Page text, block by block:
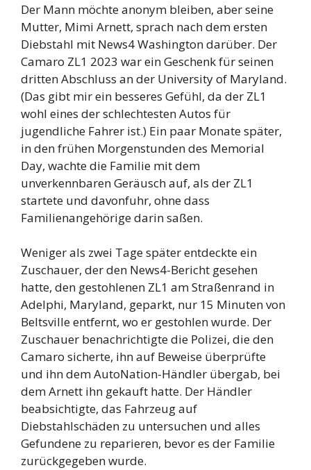
Der Mann möchte anonym bleiben, aber seine
Mutter, Mimi Arnett, sprach nach dem ersten
Diebstahl mit News4 Washington darüber. Der
Camaro ZL1 2023 war ein Geschenk für seinen
dritten Abschluss an der University of Maryland.
(Das gibt mir ein besseres Gefühl, da der ZL1
wohl eines der schlechtesten Autos für
jugendliche Fahrer ist.) Ein paar Monate später,
in den frühen Morgenstunden des Memorial
Day, wachte die Familie mit dem
unverkennbaren Geräusch auf, als der ZL1
startete und davonfuhr, ohne dass
Familienangehörige darin saßen.
Weniger als zwei Tage später entdeckte ein
Zuschauer, der den News4-Bericht gesehen
hatte, den gestohlenen ZL1 am Straßenrand in
Adelphi, Maryland, geparkt, nur 15 Minuten von
Beltsville entfernt, wo er gestohlen wurde. Der
Zuschauer benachrichtigte die Polizei, die den
Camaro sicherte, ihn auf Beweise überprüfte
und ihn dem AutoNation-Händler übergab, bei
dem Arnett ihn gekauft hatte. Der Händler
beabsichtigte, das Fahrzeug auf
Diebstahlschäden zu untersuchen und alles
Gefundene zu reparieren, bevor es der Familie
zurückgegeben wurde.